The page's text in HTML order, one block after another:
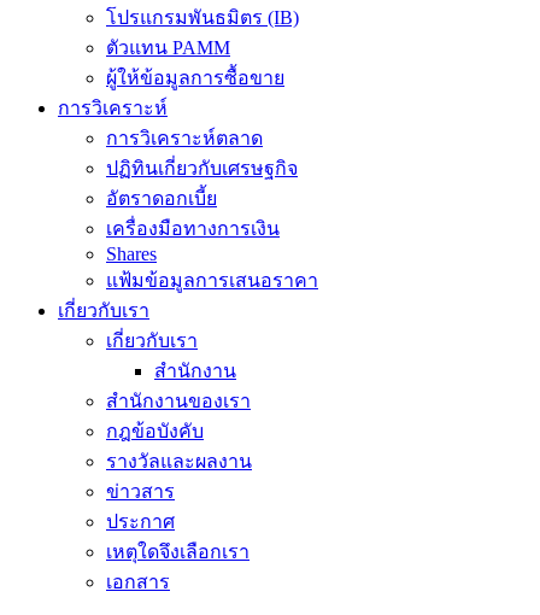
โปรแกรมพันธมิตร (IB)
ตัวแทน PAMM
ผู้ให้ข้อมูลการซื้อขาย
การวิเคราะห์
การวิเคราะห์ตลาด
ปฏิทินเกี่ยวกับเศรษฐกิจ
อัตราดอกเบี้ย
เครื่องมือทางการเงิน
Shares
แฟ้มข้อมูลการเสนอราคา
เกี่ยวกับเรา
เกี่ยวกับเรา
สำนักงาน
สำนักงานของเรา
กฎข้อบังคับ
รางวัลและผลงาน
ข่าวสาร
ประกาศ
เหตุใดจึงเลือกเรา
เอกสาร